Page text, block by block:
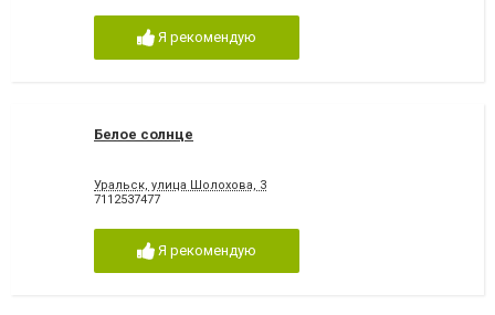
Я рекомендую
Белое солнце
Уральск, улица Шолохова, 3
7112537477
Я рекомендую